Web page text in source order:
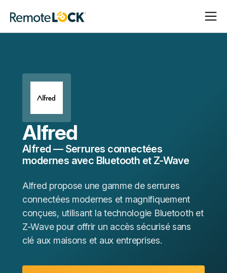
Page
d'accueil
Ouvrir
Fermer
Alfred
Alfred — Serrures connectées
modernes avec Bluetooth et Z-Wave
Alfred propose une gamme de serrures
connectées modernes et magnifiquement
conçues, utilisant la technologie Bluetooth et
Z-Wave pour offrir un accès sécurisé sans
clé aux maisons et aux entreprises.